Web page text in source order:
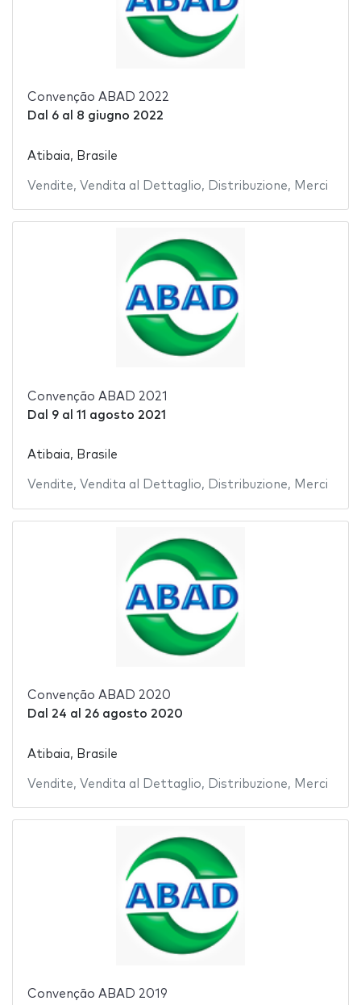
Convenção ABAD 2022
Dal 6al 8 giugno 2022
Atibaia, Brasile
Vendite, Vendita al Dettaglio, Distribuzione, Merci
Convenção ABAD 2021
Dal 9al 11 agosto 2021
Atibaia, Brasile
Vendite, Vendita al Dettaglio, Distribuzione, Merci
Convenção ABAD 2020
Dal 24 al 26 agosto 2020
Atibaia, Brasile
Vendite, Vendita al Dettaglio, Distribuzione, Merci
Convenção ABAD 2019